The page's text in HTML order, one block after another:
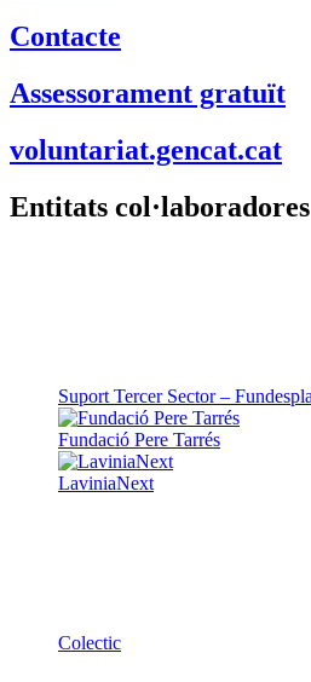
Contacte
Assessorament gratuït
voluntariat.gencat.cat
Entitats col·laboradores